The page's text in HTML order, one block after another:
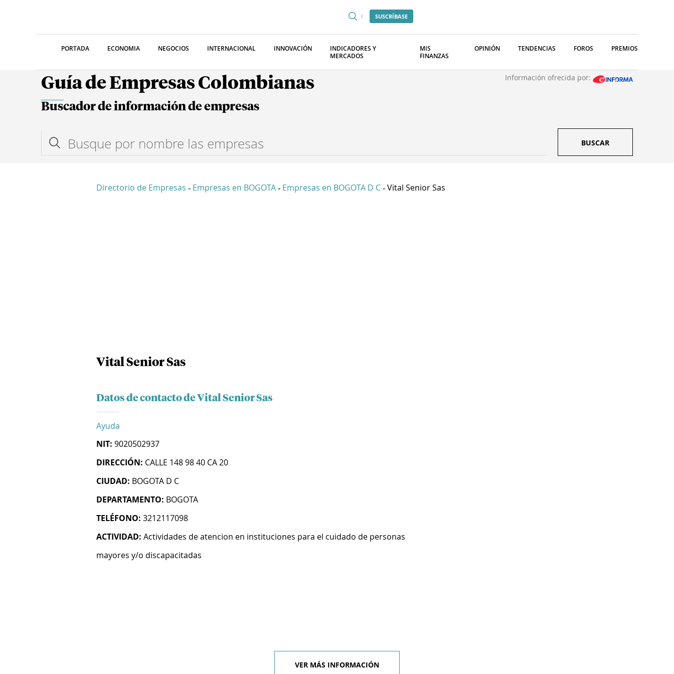
SUSCRÍBASE
PORTADA ECONOMIA NEGOCIOS INTERNACIONAL INNOVACIÓN
INDICADORES Y
MERCADOS
MIS
FINANZAS
OPINIÓN TENDENCIAS FOROS PREMIOS
Guía de Empresas Colombianas Información ofrecida por:
Buscador de información de empresas
BUSCAR
Directorio de Empresas - Empresas en BOGOTA - Empresas en BOGOTA D C - Vital Senior Sas
Vital Senior Sas
Datos de contacto de Vital Senior Sas
Ayuda
NIT: 9020502937
DIRECCIÓN: CALLE 148 98 40 CA 20
CIUDAD: BOGOTA D C
DEPARTAMENTO: BOGOTA
TELÉFONO: 3212117098
ACTIVIDAD: Actividades de atencion en instituciones para el cuidado de personas
mayores y/o discapacitadas
VER MÁS INFORMACIÓN